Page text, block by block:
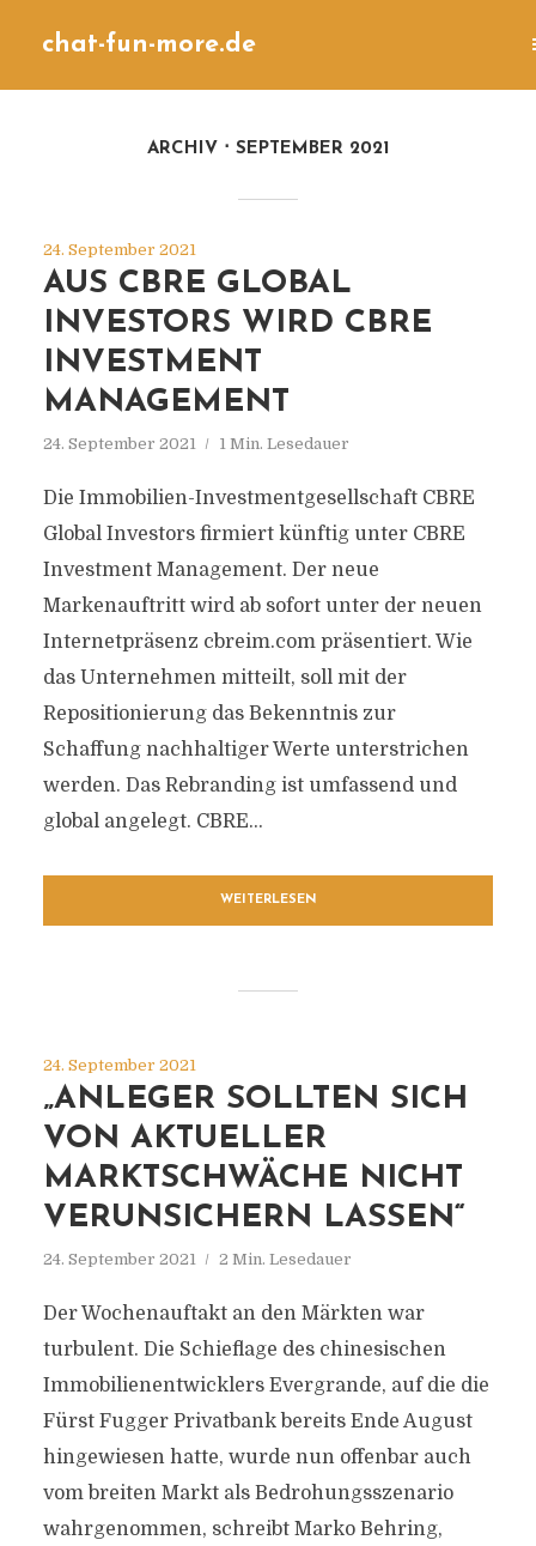
chat-fun-more.de
ARCHIV SEPTEMBER 2021
24. September 2021
AUS CBRE GLOBAL
INVESTORS WIRD CBRE
INVESTMENT
MANAGEMENT
24. September 2021 1 Min. Lesedauer
Die Immobilien-Investmentgesellschaft CBRE
Global Investors firmiert künftig unter CBRE
Investment Management. Der neue
Markenauftritt wird ab sofort unter der neuen
Internetpräsenz cbreim.com präsentiert. Wie
das Unternehmen mitteilt, soll mit der
Repositionierung das Bekenntnis zur
Schaffung nachhaltiger Werte unterstrichen
werden. Das Rebranding ist umfassend und
global angelegt. CBRE...
WEITERLESEN
24. September 2021
„ANLEGER SOLLTEN SICH
VON AKTUELLER
MARKTSCHWÄCHE NICHT
VERUNSICHERN LASSEN“
24. September 2021 2 Min. Lesedauer
Der Wochenauftakt an den Märkten war
turbulent. Die Schieflage des chinesischen
Immobilienentwicklers Evergrande, auf die die
Fürst Fugger Privatbank bereits Ende August
hingewiesen hatte, wurde nun offenbar auch
vom breiten Markt als Bedrohungsszenario
wahrgenommen, schreibt Marko Behring,